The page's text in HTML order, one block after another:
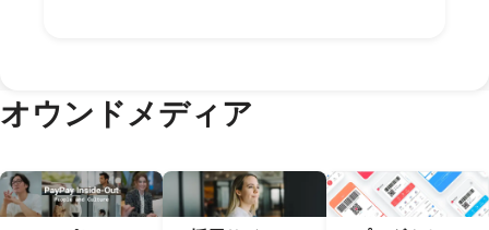
2019年2月
2019年1月
オウンドメディア